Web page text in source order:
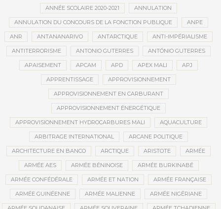
ANNÉE SCOLAIRE 2020-2021 ANNULATION
ANNULATION DU CONCOURS DE LA FONCTION PUBLIQUE ANPE
ANR ANTANANARIVO ANTARCTIQUE ANTI-IMPÉRIALISME
ANTITERRORISME ANTONIO GUTERRES ANTÓNIO GUTERRES
APAISEMENT APCAM APD APEX MALI APJ
APPRENTISSAGE APPROVISIONNEMENT
APPROVISIONNEMENT EN CARBURANT
APPROVISIONNEMENT ÉNERGÉTIQUE
APPROVISIONNEMENT HYDROCARBURES MALI AQUACULTURE
ARBITRAGE INTERNATIONAL ARCANE POLITIQUE
ARCHITECTURE EN BANCO ARCTIQUE ARISTOTE ARMÉE
ARMÉE AES ARMÉE BÉNINOISE ARMÉE BURKINABÉ
ARMÉE CONFÉDÉRALE ARMÉE ET NATION ARMÉE FRANÇAISE
ARMÉE GUINÉENNE ARMÉE MALIENNE ARMÉE NIGÉRIANE